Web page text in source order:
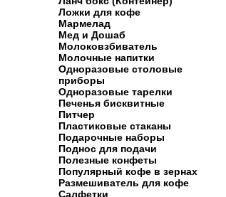
Ложки для кофе
Мармелад
Мед и Дошаб
Молоковзбиватель
Молочные напитки
Одноразовые столовые
приборы
Одноразовые тарелки
Печенья бисквитные
Питчер
Пластиковые стаканы
Подарочные наборы
Поднос для подачи
Полезные конфеты
Популярный кофе в зернах
Размешиватель для кофе
Салфетки